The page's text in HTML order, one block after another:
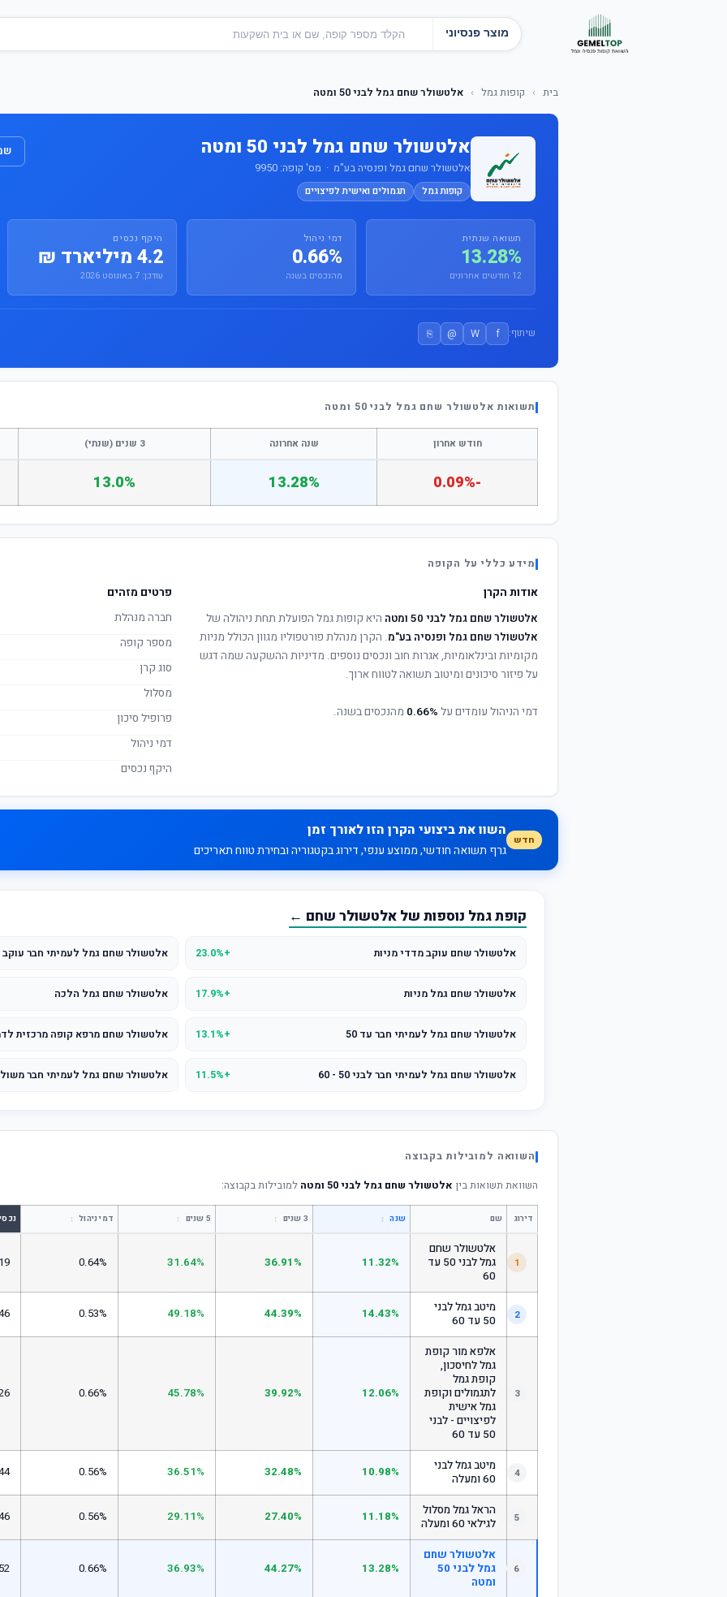
מוצר פנסיוני
בית › קופות גמל › אלטשולר שחם גמל לבני 50 ומטה
אלטשולר שחם גמל לבני 50 ומטה
אלטשולר שחם גמל ופנסיה בע"מ · מס' קופה: 9950
קופות גמל תגמולים ואישית לפיצויים
תשואה שנתית
13.28%
12 חודשים אחרונים
דמי ניהול
0.66%
מהנכסים בשנה
היקף נכסים
4.2 מיליארד ₪
עודכן: 7 באוגוסט 2026
שיתוף: f
W
@
⎘
תשואות אלטשולר שחם גמל לבני 50 ומטה
חודש אחרון שנה אחרונה 3 שנים (שנתי)
-0.09%
13.28%
13.0%
מידע כללי על הקופה
אודות הקרן
אלטשולר שחם גמל לבני 50 ומטה
היא קופות גמל הפועלת תחת ניהולה של
אלטשולר שחם גמל ופנסיה בע"מ. הקרן מנהלת פורטפוליו מגוון הכולל מניות
מקומיות ובינלאומיות, אגרות חוב ונכסים נוספים. מדיניות ההשקעה שמה דגש
על פיזור סיכונים ומיטוב תשואה לטווח ארוך.
דמי הניהול עומדים על 0.66% מהנכסים בשנה.
פרטים מזהים
חברה מנהלת
מספר קופה
סוג קרן
מסלול
פרופיל סיכון
דמי ניהול
היקף נכסים
חדש
השוו את ביצועי הקרן הזו לאורך זמן
גרף תשואה חודשי, ממוצע ענפי, דירוג בקטגוריה ובחירת טווח תאריכים
קופת גמל נוספות של אלטשולר שחם ←
אלטשולר שחם עוקב מדדי מניות +23.0% אלטשולר שחם גמל לעמיתי חבר
אלטשולר שחם גמל מניות +17.9% אלטשולר שחם גמל הלכה
אלטשולר שחם גמל לעמיתי חבר עד 50 +13.1% אלטשולר שחם מרפא קופה מרכזית
אלטשולר שחם גמל לעמיתי חבר לבני 50 - 60 +11.5% אלטשולר שחם גמל לעמיתי חבר
השוואה למובילות בקבוצה
השוואת תשואות בין אלטשולר שחם גמל לבני 50 ומטה למובילות בקבוצה:
דירוג שם שנה ↕ 3 שנים ↕ 5 שנים ↕ דמי ניהול ↕
1
אלטשולר שחם
גמל לבני 50 עד
60
11.32%
36.91%
31.64%
0.64%
2
מיטב גמל לבני
50 עד 60
14.43%
44.39%
49.18%
0.53%
3
אלפא מור קופת
גמל לחיסכון,
קופת גמל
לתגמולים וקופת
גמל אישית
לפיצויים - לבני
50 עד 60
12.06%
39.92%
45.78%
0.66%
4
מיטב גמל לבני
60 ומעלה
10.98%
32.48%
36.51%
0.56%
5
הראל גמל מסלול
לגילאי 60 ומעלה
11.18%
27.40%
29.11%
0.56%
6
אלטשולר שחם
גמל לבני 50
ומטה
13.28%
44.27%
36.93%
0.66%